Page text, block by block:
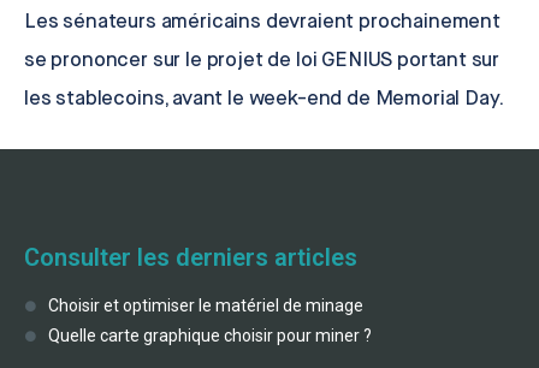
Les sénateurs américains devraient prochainement
se prononcer sur le projet de loi GENIUS portant sur
les stablecoins, avant le week-end de Memorial Day.
Consulter les derniers articles
Choisir et optimiser le matériel de minage
Quelle carte graphique choisir pour miner ?